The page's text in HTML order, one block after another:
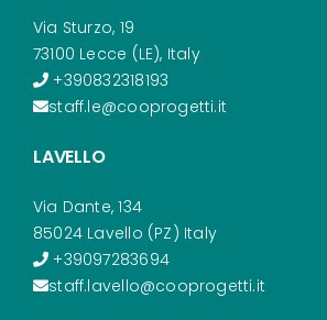
Via Sturzo, 19
73100 Lecce (LE), Italy
+390832318193
staff.le@cooprogetti.it
LAVELLO
Via Dante, 134
85024 Lavello (PZ) Italy
+39097283694
staff.lavello@cooprogetti.it